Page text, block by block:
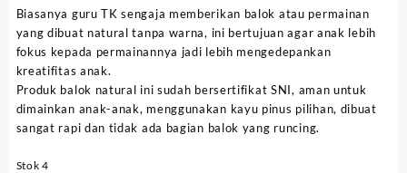
adalah:
Rp200.000.
ini
adalah:
Rp150.000.
Biasanya guru TK sengaja memberikan balok atau permainan
yang dibuat natural tanpa warna, ini bertujuan agar anak lebih
fokus kepada permainannya jadi lebih mengedepankan
kreatifitas anak.
Produk balok natural ini sudah bersertifikat SNI, aman untuk
dimainkan anak-anak, menggunakan kayu pinus pilihan, dibuat
sangat rapi dan tidak ada bagian balok yang runcing.
Stok 4